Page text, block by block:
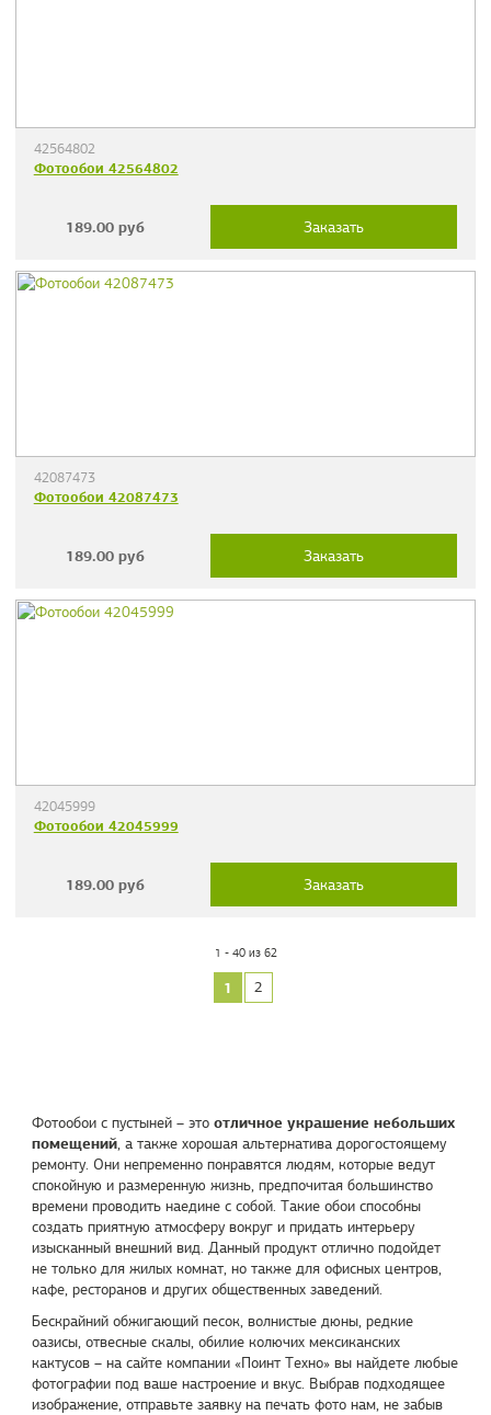
42564802
Фотообои 42564802
189.00 руб Заказать
42087473
Фотообои 42087473
189.00 руб Заказать
42045999
Фотообои 42045999
189.00 руб Заказать
1 - 40 из 62
1 2
Фотообои с пустыней – этоотличное украшение небольших
помещений, а также хорошая альтернатива дорогостоящему
ремонту. Они непременно понравятся людям, которые ведут
спокойную и размеренную жизнь, предпочитая большинство
времени проводить наедине с собой. Такие обои способны
создать приятную атмосферу вокруг и придать интерьеру
изысканный внешний вид. Данный продукт отлично подойдет
не только для жилых комнат, но также для офисных центров,
кафе, ресторанов и других общественных заведений.
Бескрайний обжигающий песок, волнистые дюны, редкие
оазисы, отвесные скалы, обилие колючих мексиканских
кактусов – на сайте компании «Поинт Техно» вы найдете любые
фотографии под ваше настроение и вкус. Выбрав подходящее
изображение, отправьте заявку на печать фото нам, не забыв